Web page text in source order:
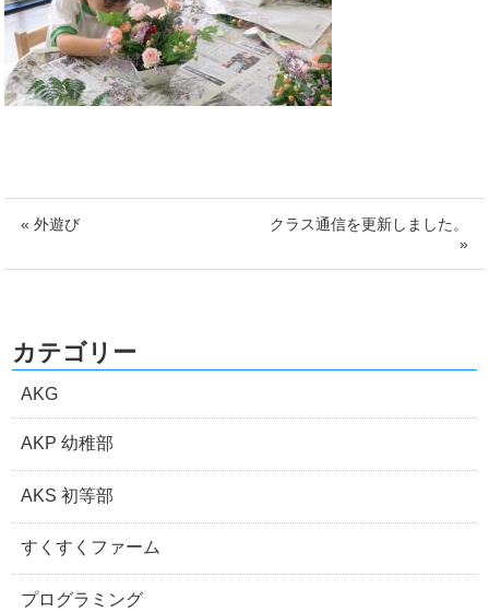
« 外遊び
クラス通信を更新しました。
»
カテゴリー
AKG
AKP 幼稚部
AKS 初等部
すくすくファーム
プログラミング